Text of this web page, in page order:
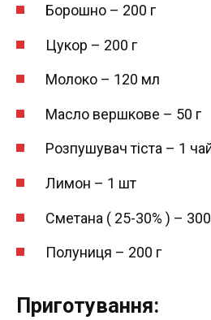
Борошно – 200 г
Цукор – 200 г
Молоко – 120 мл
Масло вершкове – 50 г
Розпушувач тіста – 1
Лимон – 1 шт
Сметана ( 25-30% ) –
Полуниця – 200 г
Приготування: